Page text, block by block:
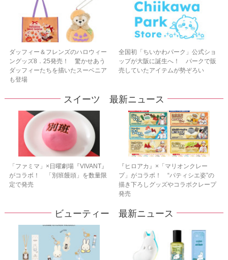
ダッフィー＆フレンズのハロウィー
ングッズ8．25発売！ 驚かせあう
ダッフィーたちを描いたスーベニア
も登場
全国初「ちいかわパーク」公式ショ
ップが大阪に誕生へ！ パークで販
売していたアイテムが勢ぞろい
スイーツ 最新ニュース
「ファミマ」×日曜劇場『VIVANT』
がコラボ！ 「別班饅頭」を数量限
定で発売
『ヒロアカ』×「マリオンクレー
プ」がコラボ！ “パティシエ姿”の
描き下ろしグッズやコラボクレープ
発売
ビューティー 最新ニュース